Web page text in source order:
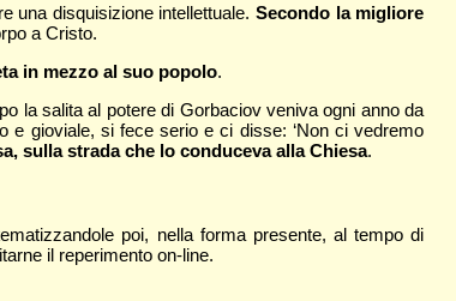
una disquisizione intellettuale. Secondo la migliore
a Cristo.
in mezzo al suo popolo.
la salita al potere di Gorbaciov veniva ogni anno da
e gioviale, si fece serio e ci disse: ‘Non ci vedremo
sulla strada che lo conduceva alla Chiesa.
poi, nella forma presente, al tempo di
il reperimento on-line.